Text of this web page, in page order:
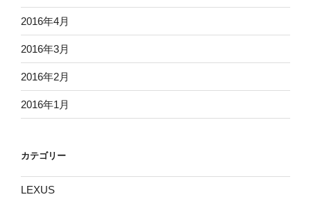
2016年4月
2016年3月
2016年2月
2016年1月
カテゴリー
LEXUS